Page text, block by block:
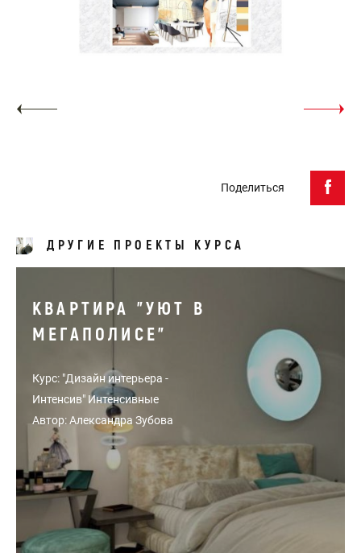
Поделиться
ДРУГИЕ ПРОЕКТЫ КУРСА
КВАРТИРА "УЮТ В
МЕГАПОЛИСЕ"
Курс: "Дизайн интерьера -
Интенсив" Интенсивные
Автор: Александра Зубова